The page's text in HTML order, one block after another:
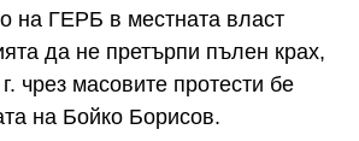
на ГЕРБ в местната власт
да не претърпи пълен крах,
чрез масовите протести бе
на Бойко Борисов.